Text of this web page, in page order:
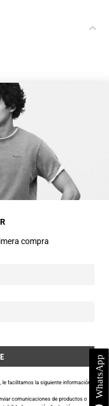
compra
facilitamos la siguiente información
comunicaciones de productos o